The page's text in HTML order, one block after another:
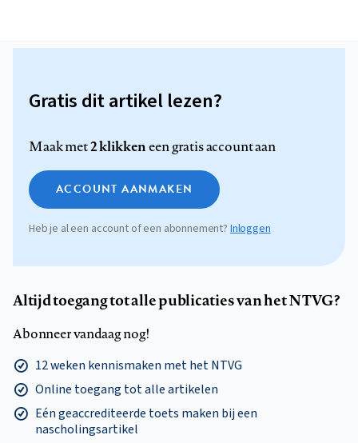
Gratis dit artikel lezen?
Maak met2 klikkeneen gratis account aan
ACCOUNT AANMAKEN
Heb je al een account of een abonnement? Inloggen
Altijd toegang tot alle publicaties van het NTVG?
Abonneer vandaag nog!
12 weken kennismaken met het NTVG
Online toegang tot alle artikelen
Eén geaccrediteerde toets maken bij een
nascholingsartikel